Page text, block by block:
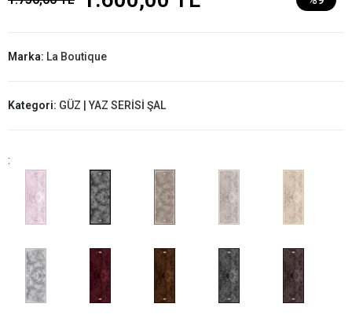
Marka: La Boutique
Kategori: GÜZ | YAZ SERİSİ ŞAL
: